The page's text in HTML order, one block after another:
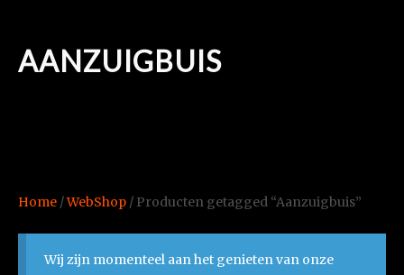
AANZUIGBUIS
Home /WebShop / Producten getagged “Aanzuigbuis”
Wij zijn momenteel aan het genieten van onze